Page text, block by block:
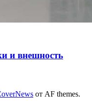
и внешность
от AF themes.